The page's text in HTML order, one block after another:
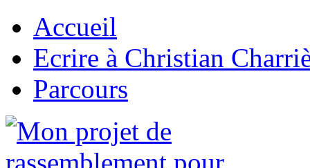
Accueil
Ecrire à Christian
Parcours